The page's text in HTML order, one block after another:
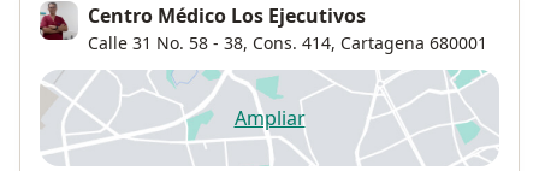
Centro Médico Los Ejecutivos
Calle 31 No. 58 - 38, Cons. 414, Cartagena 680001
Ampliarse abre en una nueva